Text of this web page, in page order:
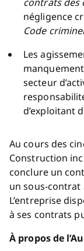
négligence
Code
Les
secteur
d’exploitant
Au cours des
Construction
conclure un
un sous-contrat
L’entreprise
à ses contrats
À propos de